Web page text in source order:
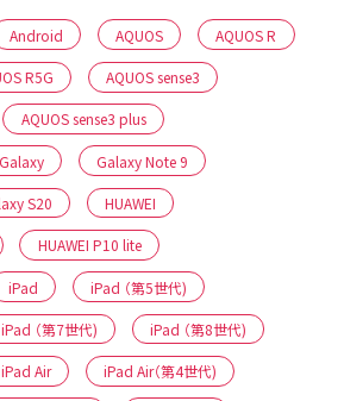
Android AQUOS AQUOS R
R5G AQUOS sense3
AQUOS sense3 plus
Galaxy Galaxy Note 9
S20 HUAWEI
HUAWEI P10 lite
iPad iPad （第5世代)
iPad （第7世代) iPad （第8世代)
iPad Air iPad Air（第4世代)